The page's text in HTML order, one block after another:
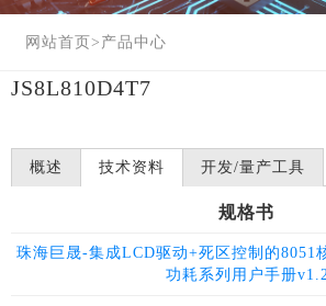
网站首页> 产品中心
JS8L810D4T7
概述 技术资料 开发/量产工具
规格书
珠海巨晟-集成LCD驱动+死区控制的8051
功耗系列用户手册